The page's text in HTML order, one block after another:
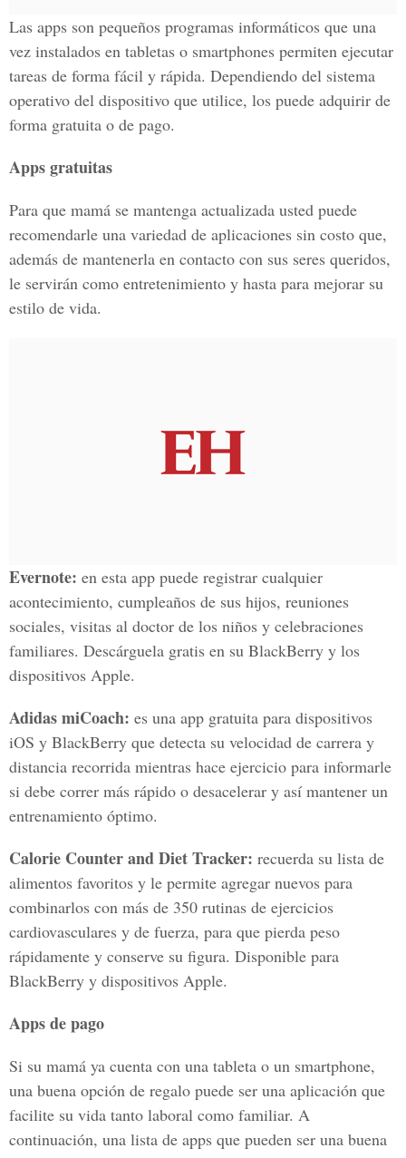
Las apps son pequeños programas informáticos que una
vez instalados en tabletas o smartphones permiten ejecutar
tareas de forma fácil y rápida. Dependiendo del sistema
operativo del dispositivo que utilice, los puede adquirir de
forma gratuita o de pago.
Apps gratuitas
Para que mamá se mantenga actualizada usted puede
recomendarle una variedad de aplicaciones sin costo que,
además de mantenerla en contacto con sus seres queridos,
le servirán como entretenimiento y hasta para mejorar su
estilo de vida.
Evernote: en esta app puede registrar cualquier
acontecimiento, cumpleaños de sus hijos, reuniones
sociales, visitas al doctor de los niños y celebraciones
familiares. Descárguela gratis en su BlackBerry y los
dispositivos Apple.
Adidas miCoach: es una app gratuita para dispositivos
iOS y BlackBerry que detecta su velocidad de carrera y
distancia recorrida mientras hace ejercicio para informarle
si debe correr más rápido o desacelerar y así mantener un
entrenamiento óptimo.
Calorie Counter and Diet Tracker: recuerda su lista de
alimentos favoritos y le permite agregar nuevos para
combinarlos con más de 350 rutinas de ejercicios
cardiovasculares y de fuerza, para que pierda peso
rápidamente y conserve su figura. Disponible para
BlackBerry y dispositivos Apple.
Apps de pago
Si su mamá ya cuenta con una tableta o un smartphone,
una buena opción de regalo puede ser una aplicación que
facilite su vida tanto laboral como familiar. A
continuación, una lista de apps que pueden ser una buena